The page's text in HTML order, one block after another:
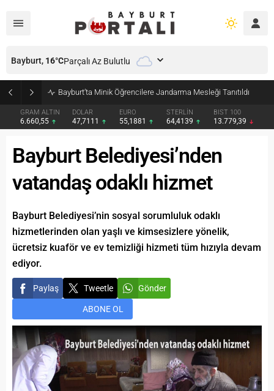
Bayburt’ta Minik Öğrencilere Jandarma Mesleği Tanıtıldı
GRAM ALTIN
6.660,55
DOLAR
47,7111
EURO
55,1881
STERLİN
64,4139
BIST 100
13.779,39
Bayburt, 16°CParçalı Az Bulutlu
Bayburt Belediyesi’nden
vatandaş odaklı hizmet
Bayburt Belediyesi’nin sosyal sorumluluk odaklı
hizmetlerinden olan yaşlı ve kimsesizlere yönelik,
ücretsiz kuaför ve ev temizliği hizmeti tüm hızıyla devam
ediyor.
Paylaş Tweetle Gönder
ABONE OL